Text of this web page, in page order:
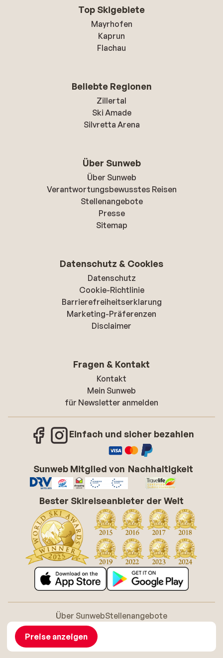
Preise anzeigen
Top Skigebiete
Mayrhofen
Kaprun
Flachau
Beliebte Regionen
Zillertal
Ski Amade
Silvretta Arena
Über Sunweb
Über Sunweb
Verantwortungsbewusstes Reisen
Stellenangebote
Presse
Sitemap
Datenschutz & Cookies
Datenschutz
Cookie-Richtlinie
Barrierefreiheitserklarung
Marketing-Präferenzen
Disclaimer
Fragen & Kontakt
Kontakt
Mein Sunweb
für Newsletter anmelden
Einfach und sicher bezahlen
Sunweb Mitglied von Nachhaltigkeit
Bester Skireiseanbieter der Welt
Über SunwebStellenangebote
Allgemeine Geschäftsbedingungen (AGB)
Cookie-RichtlinieBarrierefreiheitserklarung
Sitemap